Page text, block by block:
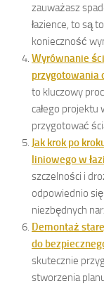
zauważasz
łazience, to są
konieczność
Wyrównanie
przygotowania
to kluczowy
całego projektu
przygotować
Jak krok po
liniowego w
szczelności i
odpowiednio
niezbędnych
Demontaż
do
skutecznie
stworzenia